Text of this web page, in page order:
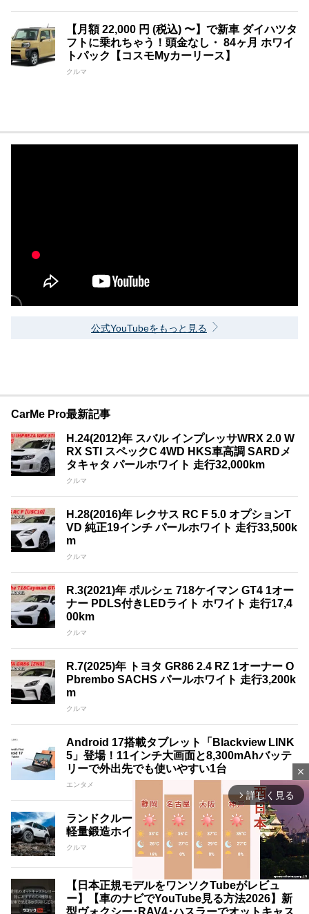
【月額 22,000 円 (税込) 〜】で新車 ダイハツタ
フトに乗れちゃう！頭金なし・ 84ヶ月 ホワイ
トパック【コスモMyカーリース】
クルマ
公式YouTubeをもっと見る
CarMe Pro最新記事
H.24(2012)年 スバル インプレッサWRX 2.0 W
RX STI スペックC 4WD HKS車高調 SARDメ
タキャタ パールホワイト 走行32,000km
クルマ
H.28(2016)年 レクサス RC F 5.0 オプションT
VD 純正19インチ パールホワイト 走行33,500k
m
クルマ
R.3(2021)年 ポルシェ 718ケイマン GT4 1オー
ナー PDLS付きLEDライト ホワイト 走行17,4
00km
クルマ
R.7(2025)年 トヨタ GR86 2.4 RZ 1オーナー O
Pbrembo SACHS パールホワイト 走行3,200k
m
クルマ
Android 17搭載タブレット「Blackview LINK
5」登場！11インチ大画面と8,300mAhバッテ
リーで外出先でも使いやすい1台
エンタメ
ランドクルーザー250を三様に魅せる18インチ
軽量鍛造ホイール｢A･LAP｣3銘柄紹介
クルマ
【日本正規モデルをワンソクTubeがレビュ
ー】【車のナビでYouTube見る方法2026】新
型ヴォクシー･RAV4･ハスラーでオットキャス
close
arrow_forward_ios 詳しく見る